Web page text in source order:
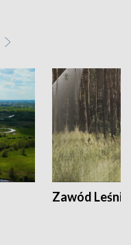
Zawód Leśnik